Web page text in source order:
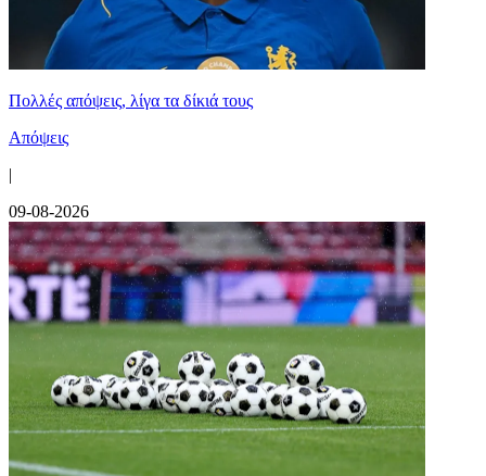
Πολλές απόψεις, λίγα τα δίκιά τους
Απόψεις
|
09-08-2026